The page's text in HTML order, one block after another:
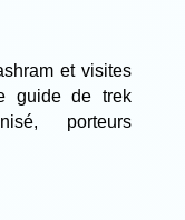
et visites
guide de trek
porteurs